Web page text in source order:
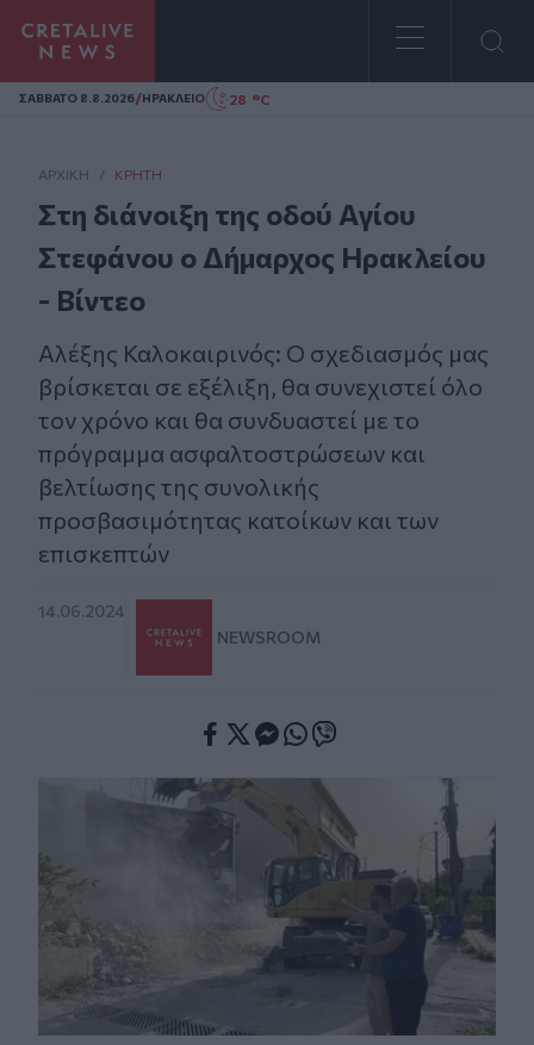
Homepage
ΣAΒΒΑΤΟ 8.8.2026/ΗΡΑΚΛΕΙΟ 28 °C
ΑΡΧΙΚΗ / ΚΡΉΤΗ
Στη διάνοιξη της οδού Αγίου
Στεφάνου ο Δήμαρχος Ηρακλείου
- Βίντεο
Αλέξης Καλοκαιρινός: Ο σχεδιασμός μας
βρίσκεται σε εξέλιξη, θα συνεχιστεί όλο
τον χρόνο και θα συνδυαστεί με το
πρόγραμμα ασφαλτοστρώσεων και
βελτίωσης της συνολικής
προσβασιμότητας κατοίκων και των
επισκεπτών
14.06.2024
NEWSROOM